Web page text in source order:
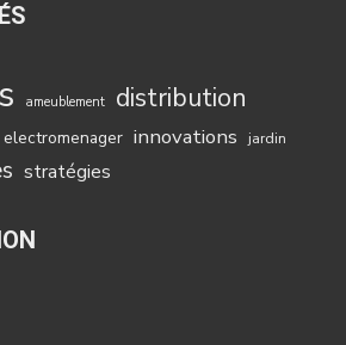
ameublement distribution
electromenager innovations jardin
stratégies